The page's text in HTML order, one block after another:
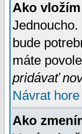
Ako
bude
máte
pridávať
Návrat hore
Ako